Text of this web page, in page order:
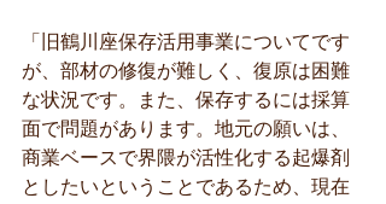
「旧鶴川座保存活用事業についてです
が、部材の修復が難しく、復原は困難
な状況です。また、保存するには採算
面で問題があります。地元の願いは、
商業ベースで界隈が活性化する起爆剤
としたいということであるため、現在